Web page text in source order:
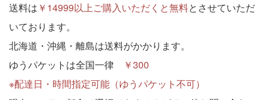
送料は ￥14999以上ご購入いただくと無料とさせていただ
いております。
北海道・沖縄・離島は送料がかかります。
ゆうパケットは全国一律
￥300
※配達日・時間指定可能（ゆうパケット不可）